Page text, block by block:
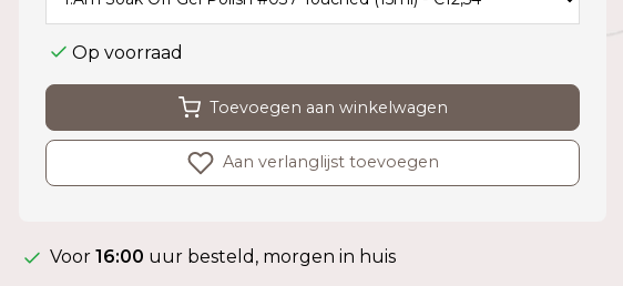
Op voorraad
Toevoegen aan winkelwagen
Aan verlanglijst toevoegen
Voor 16:00 uur besteld, morgen in huis